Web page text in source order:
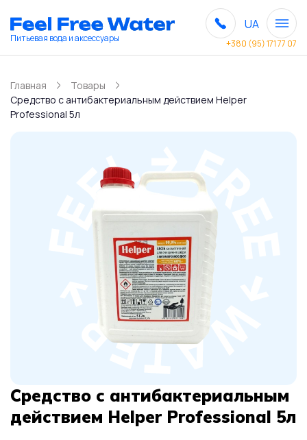
Питьевая вода и аксессуары
UA
+380 (95) 171 77 07
Главная
Товары
Средство с антибактериальным действием Helper
Professional 5л
Средство с антибактериальным
действием Helper Professional 5л